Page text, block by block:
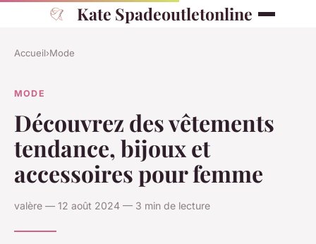
Kate Spadeoutletonline
Accueil›Mode
MODE
Découvrez des vêtements
tendance, bijoux et
accessoires pour femme
valère — 12 août 2024 — 3 min de lecture